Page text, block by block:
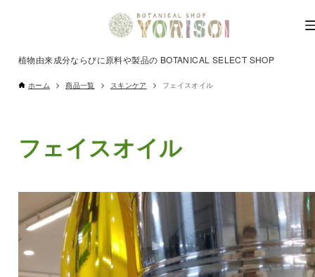
植物由来成分ならびに原料や製品の BOTANICAL SELECT SHOP
ホーム 商品一覧 スキンケア フェイスオイル
フェイスオイル